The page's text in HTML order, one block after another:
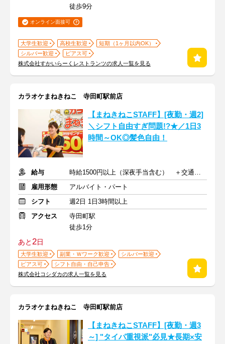
徒歩9分
オンライン面接可
大学生歓迎 高校生歓迎
短期（1ヶ月以内OK）
シルバー歓迎
ピアス可
株式会社すかいらーくレストランツの求人一覧を見る
カラオケまねきねこ 寺田町駅前店
【まねきねこSTAFF】[夜勤・週2]
＼シフト自由すぎ問題!?★／1日3
時間～OK◎髪色自由！
給与
時給1500円以上（深夜手当含む） ＋交通費支給
雇用形態
アルバイト・パート
シフト
週2日 1日3時間以上
アクセス
寺田町駅
徒歩1分
あと2日
大学生歓迎 副業・Ｗワーク歓迎
シルバー歓迎
ピアス可
シフト自由・自己申告
株式会社コシダカの求人一覧を見る
カラオケまねきねこ 寺田町駅前店
【まねきねこSTAFF】[夜勤・週3
～] "タイパ重視派"必見★長期×安